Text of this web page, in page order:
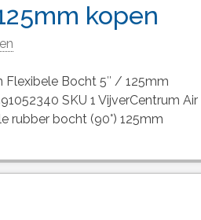
kopen
Flexibele Bocht 5″ / 125mm
SKU 1 VijverCentrum Air
rubber bocht (90°) 125mm